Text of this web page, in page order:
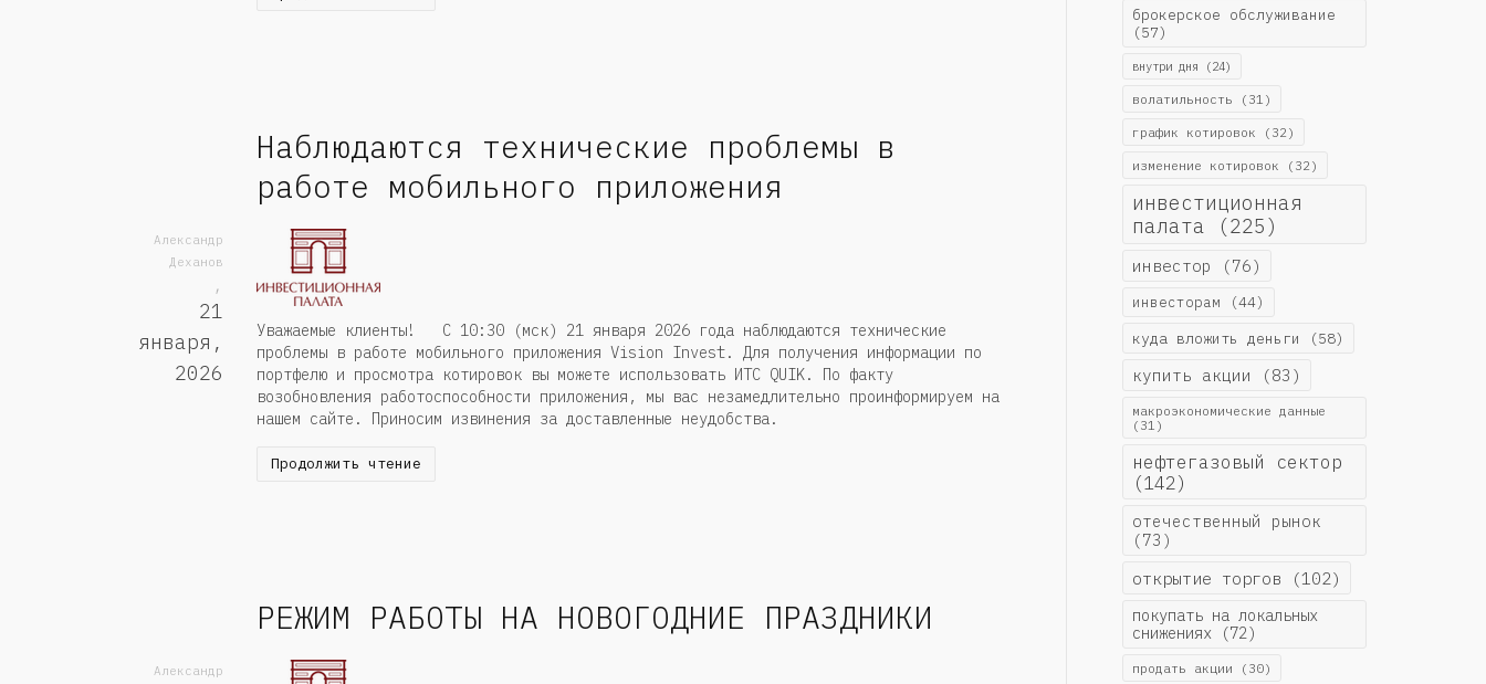
Наблюдаются технические проблемы в
работе мобильного приложения
Александр
Деханов
,
21
января,
2026
Уважаемые клиенты! С 10:30 (мск) 21 января 2026 года наблюдаются технические
проблемы в работе мобильного приложения Vision Invest. Для получения информации по
портфелю и просмотра котировок вы можете использовать ИТС QUIK. По факту
возобновления работоспособности приложения, мы вас незамедлительно проинформируем на
нашем сайте. Приносим извинения за доставленные неудобства.
Продолжить чтение
РЕЖИМ РАБОТЫ НА НОВОГОДНИЕ ПРАЗДНИКИ
Александр
брокерское обслуживание
(57)
внутри дня (24)
волатильность (31)
график котировок (32)
изменение котировок (32)
инвестиционная
палата (225)
инвестор (76)
инвесторам (44)
куда вложить деньги (58)
купить акции (83)
макроэкономические данные
(31)
нефтегазовый сектор
(142)
отечественный рынок
(73)
открытие торгов (102)
покупать на локальных
снижениях(72)
продать акции (30)